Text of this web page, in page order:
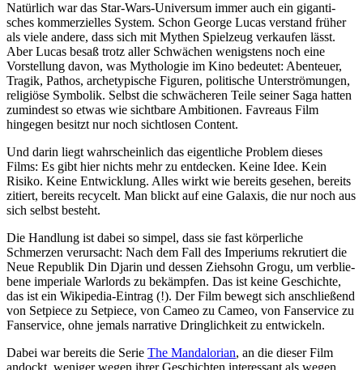
Natürlich war das Star-Wars-Universum immer auch ein gigan­ti­
sches kommer­zi­elles System. Schon George Lucas verstand früher
als viele andere, dass sich mit Mythen Spielzeug verkaufen lässt.
Aber Lucas besaß trotz aller Schwächen wenigs­tens noch eine
Vorstel­lung davon, was Mytho­logie im Kino bedeutet: Abenteuer,
Tragik, Pathos, arche­ty­pi­sche Figuren, poli­ti­sche Unter­strö­mungen,
religiöse Symbolik. Selbst die schwächeren Teile seiner Saga hatten
zumindest so etwas wie sichtbare Ambi­tionen. Favreaus Film
hingegen besitzt nur noch sicht­losen Content.
Und darin liegt wahr­schein­lich das eigent­liche Problem dieses
Films: Es gibt hier nichts mehr zu entdecken. Keine Idee. Kein
Risiko. Keine Entwick­lung. Alles wirkt wie bereits gesehen, bereits
zitiert, bereits recycelt. Man blickt auf eine Galaxis, die nur noch aus
sich selbst besteht.
Die Handlung ist dabei so simpel, dass sie fast körper­liche
Schmerzen verur­sacht: Nach dem Fall des Imperiums rekru­tiert die
Neue Republik Din Djarin und dessen Ziehsohn Grogu, um verblie­
bene imperiale Warlords zu bekämpfen. Das ist keine Geschichte,
das ist ein Wikipedia-Eintrag (!). Der Film bewegt sich anschließend
von Setpiece zu Setpiece, von Cameo zu Cameo, von Fanser­vice zu
Fanser­vice, ohne jemals narrative Dring­lich­keit zu entwi­ckeln.
Dabei war bereits die Serie The Mandalo­rian, an die dieser Film
andockt, weniger wegen ihrer Geschichten inter­es­sant als wegen